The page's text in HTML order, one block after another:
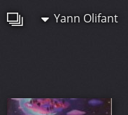
Yann Olifant